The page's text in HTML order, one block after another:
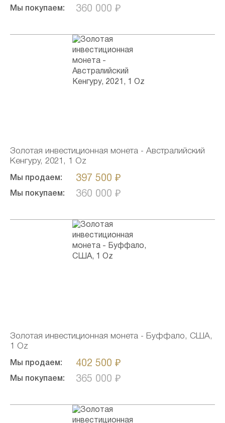
Мы покупаем: 360 000 ₽
Золотая инвестиционная монета - Австралийский
Кенгуру, 2021, 1 Oz
Мы продаем: 397 500 ₽
Мы покупаем: 360 000 ₽
Золотая инвестиционная монета - Буффало, США,
1 Oz
Мы продаем: 402 500 ₽
Мы покупаем: 365 000 ₽